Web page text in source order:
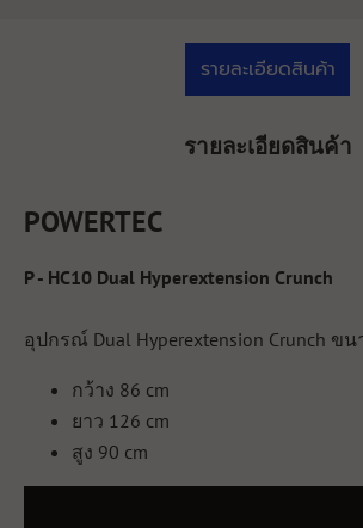
รายละเอียดสินค้า
รายละเอียดสินค้า
POWERTEC
P - HC10 Dual Hyperextension Crunch
อุปกรณ์ Dual Hyperextension Crunch ขน
กว้าง 86 cm
ยาว 126 cm
สูง 90 cm